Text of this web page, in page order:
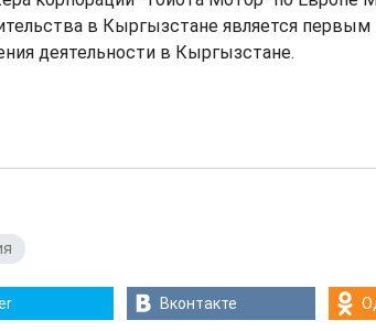
в Кыргызстане является
деятельности в Кыргызстане.
Вконтакте